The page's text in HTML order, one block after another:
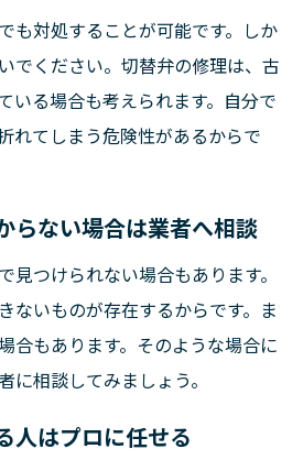
も対処することが可能です。しか
でください。切替弁の修理は、古
いる場合も考えられます。自分で
れてしまう危険性があるからで
らない場合は業者へ相談
見つけられない場合もあります。
ないものが存在するからです。ま
合もあります。そのような場合に
に相談してみましょう。
人はプロに任せる